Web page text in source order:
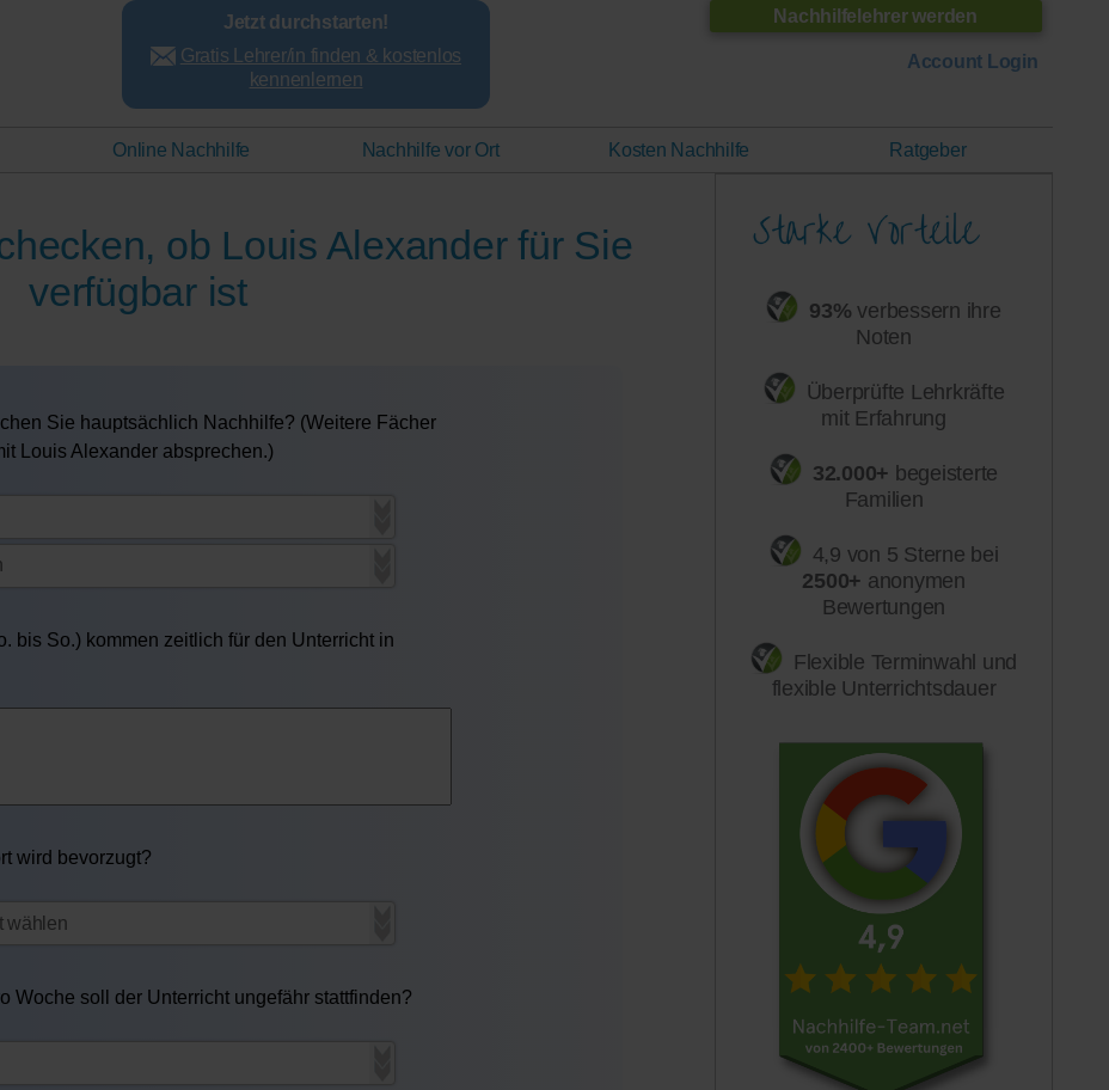
Nachhilfelehrer werden
Account Login
Jetzt durchstarten!
Gratis Lehrer/in finden & kostenlos
kennenlernen
Online Nachhilfe Nachhilfe vor Ort Kosten Nachhilfe Ratgeber
93% verbessern ihre
Noten
Überprüfte Lehrkräfte
mit Erfahrung
32.000+ begeisterte
Familien
4,9 von 5 Sterne bei
2500+ anonymen
Bewertungen
Flexible Terminwahl und
flexible Unterrichtsdauer
ob Louis Alexander für Sie
verfügbar ist
Sie hauptsächlich Nachhilfe? (Weitere Fächer
Louis Alexander absprechen.)
bis So.) kommen zeitlich für den Unterricht in
wird bevorzugt?
Woche soll der Unterricht ungefähr stattfinden?